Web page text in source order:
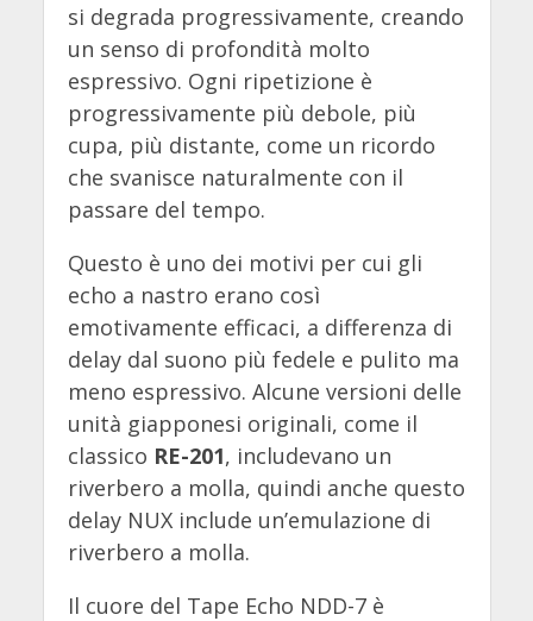
si degrada progressivamente, creando
un senso di profondità molto
espressivo. Ogni ripetizione è
progressivamente più debole, più
cupa, più distante, come un ricordo
che svanisce naturalmente con il
passare del tempo.
Questo è uno dei motivi per cui gli
echo a nastro erano così
emotivamente efficaci, a differenza di
delay dal suono più fedele e pulito ma
meno espressivo. Alcune versioni delle
unità giapponesi originali, come il
classico RE-201, includevano un
riverbero a molla, quindi anche questo
delay NUX include un’emulazione di
riverbero a molla.
Il cuore del Tape Echo NDD-7 è